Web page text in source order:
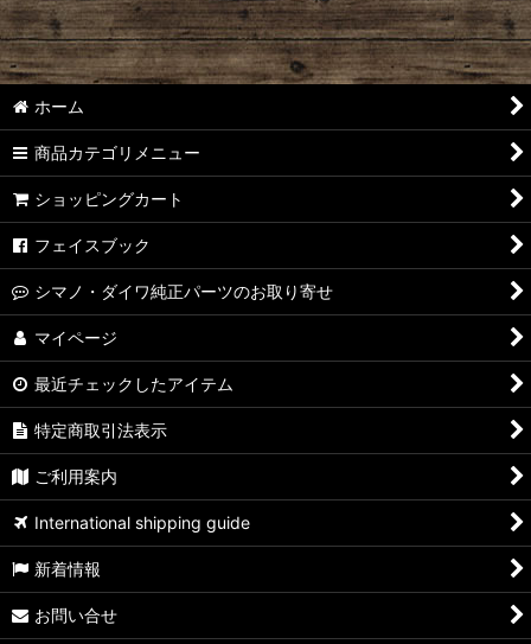
ホーム
商品カテゴリメニュー
ショッピングカート
フェイスブック
シマノ・ダイワ純正パーツのお取り寄せ
マイページ
最近チェックしたアイテム
特定商取引法表示
ご利用案内
International shipping guide
新着情報
お問い合せ